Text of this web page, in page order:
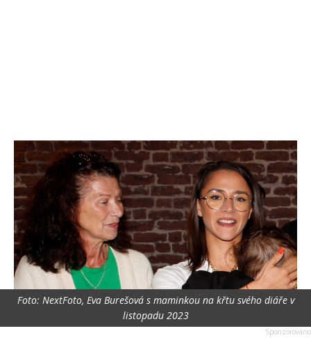
Foto: NextFoto, Eva Burešová s maminkou na křtu svého diáře v
listopadu 2023